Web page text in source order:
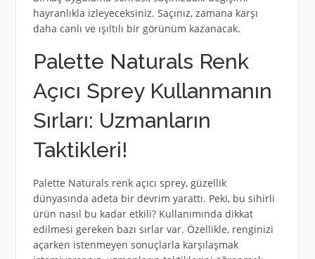
hayranlıkla izleyeceksiniz. Saçınız, zamana karşı
daha canlı ve ışıltılı bir görünüm kazanacak.
Palette Naturals Renk
Açıcı Sprey Kullanmanın
Sırları: Uzmanların
Taktikleri!
Palette Naturals renk açıcı sprey, güzellik
dünyasında adeta bir devrim yarattı. Peki, bu sihirli
ürün nasıl bu kadar etkili? Kullanımında dikkat
edilmesi gereken bazı sırlar var. Özellikle, renginizi
açarken istenmeyen sonuçlarla karşılaşmak